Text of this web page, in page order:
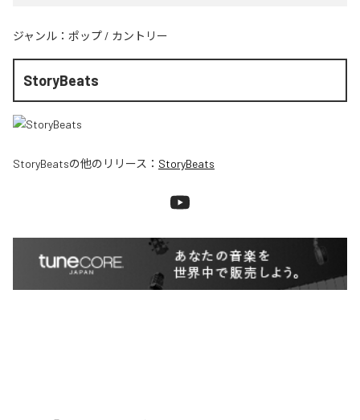
ジャンル： ポップ / カントリー
StoryBeats
StoryBeatsの他のリリース： StoryBeats